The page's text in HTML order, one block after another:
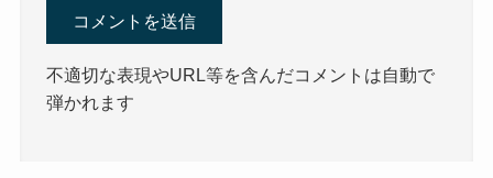
不適切な表現やURL等を含んだコメントは自動で
弾かれます